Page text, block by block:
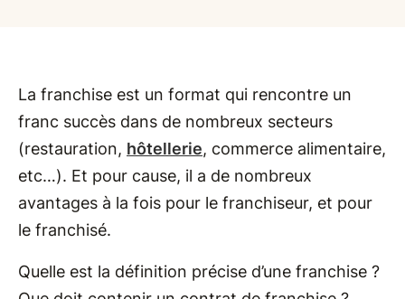
La franchise est un format qui rencontre un
franc succès dans de nombreux secteurs
(restauration, hôtellerie, commerce alimentaire,
etc…). Et pour cause, il a de nombreux
avantages à la fois pour le franchiseur, et pour
le franchisé.
Quelle est la définition précise d’une franchise ?